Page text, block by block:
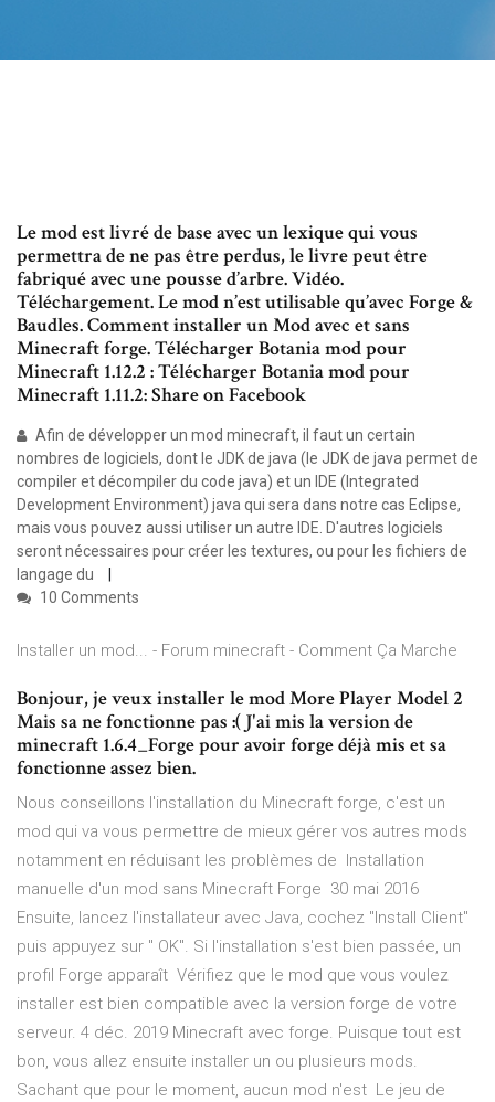
Le mod est livré de base avec un lexique qui vous
permettra de ne pas être perdus, le livre peut être
fabriqué avec une pousse d’arbre. Vidéo.
Téléchargement. Le mod n’est utilisable qu’avec Forge &
Baudles. Comment installer un Mod avec et sans
Minecraft forge. Télécharger Botania mod pour
Minecraft 1.12.2 : Télécharger Botania mod pour
Minecraft 1.11.2: Share on Facebook
Afin de développer un mod minecraft, il faut un certain
nombres de logiciels, dont le JDK de java (le JDK de java permet de
compiler et décompiler du code java) et un IDE (Integrated
Development Environment) java qui sera dans notre cas Eclipse,
mais vous pouvez aussi utiliser un autre IDE. D'autres logiciels
seront nécessaires pour créer les textures, ou pour les fichiers de
langage du
10 Comments
Installer un mod... - Forum minecraft - Comment Ça Marche
Bonjour, je veux installer le mod More Player Model 2
Mais sa ne fonctionne pas :( J'ai mis la version de
minecraft 1.6.4_Forge pour avoir forge déjà mis et sa
fonctionne assez bien.
Nous conseillons l'installation du Minecraft forge, c'est un
mod qui va vous permettre de mieux gérer vos autres mods
notamment en réduisant les problèmes de Installation
manuelle d'un mod sans Minecraft Forge 30 mai 2016
Ensuite, lancez l'installateur avec Java, cochez "Install Client"
puis appuyez sur " OK". Si l'installation s'est bien passée, un
profil Forge apparaît Vérifiez que le mod que vous voulez
installer est bien compatible avec la version forge de votre
serveur. 4 déc. 2019 Minecraft avec forge. Puisque tout est
bon, vous allez ensuite installer un ou plusieurs mods.
Sachant que pour le moment, aucun mod n'est Le jeu de